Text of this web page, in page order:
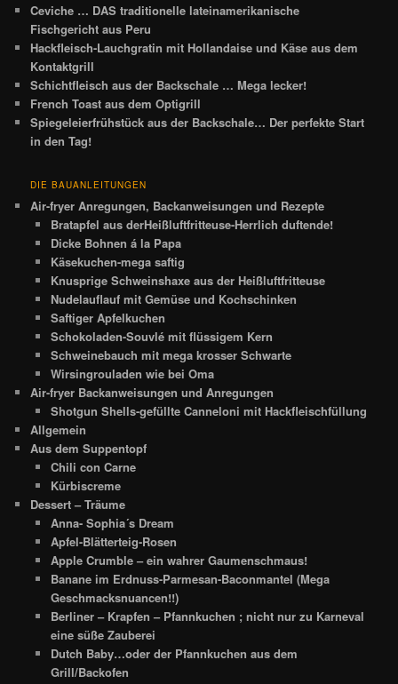
Ceviche … DAS traditionelle lateinamerikanische
Fischgericht aus Peru
Hackfleisch-Lauchgratin mit Hollandaise und Käse aus dem
Kontaktgrill
Schichtfleisch aus der Backschale … Mega lecker!
French Toast aus dem Optigrill
Spiegeleierfrühstück aus der Backschale… Der perfekte Start
in den Tag!
DIE BAUANLEITUNGEN
Air-fryer Anregungen, Backanweisungen und Rezepte
Bratapfel aus derHeißluftfritteuse-Herrlich duftende!
Dicke Bohnen á la Papa
Käsekuchen-mega saftig
Knusprige Schweinshaxe aus der Heißluftfritteuse
Nudelauflauf mit Gemüse und Kochschinken
Saftiger Apfelkuchen
Schokoladen-Souvlé mit flüssigem Kern
Schweinebauch mit mega krosser Schwarte
Wirsingrouladen wie bei Oma
Air-fryer Backanweisungen und Anregungen
Shotgun Shells-gefüllte Canneloni mit Hackfleischfüllung
Allgemein
Aus dem Suppentopf
Chili con Carne
Kürbiscreme
Dessert – Träume
Anna- Sophia´s Dream
Apfel-Blätterteig-Rosen
Apple Crumble – ein wahrer Gaumenschmaus!
Banane im Erdnuss-Parmesan-Baconmantel (Mega
Geschmacksnuancen!!)
Berliner – Krapfen – Pfannkuchen ; nicht nur zu Karneval
eine süße Zauberei
Dutch Baby…oder der Pfannkuchen aus dem
Grill/Backofen